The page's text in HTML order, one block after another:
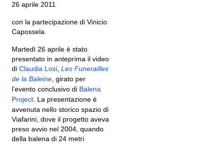
26 aprile 2011
con la partecipazione di Vinicio
Capossela
Martedì 26 aprile è stato
presentato in anteprima il video
di Claudia Losi Les Funerailles
de la Baleine , girato per
l’evento conclusivo di Balena
Project. La presentazione è
avvenuta nello storico spazio di
Viafarini, dove il progetto aveva
preso avvio nel 2004, quando
della balena di 24 metri